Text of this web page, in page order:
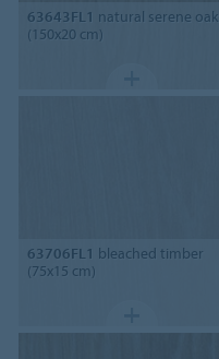
63643FL1 natural serene oak
(150x20 cm)
63706FL1 bleached timber
(75x15 cm)